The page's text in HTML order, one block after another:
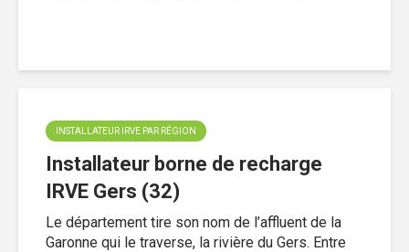
INSTALLATEUR IRVE PAR RÉGION
Installateur borne de recharge
IRVE Gers (32)
Le département tire son nom de l’affluent de la
Garonne qui le traverse, la rivière du Gers. Entre